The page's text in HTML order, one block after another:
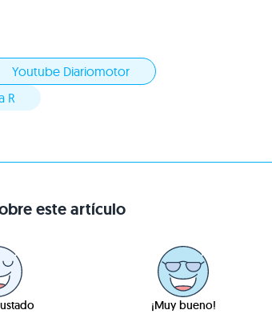
Youtube Diariomotor
R
este artículo
¡Muy bueno!